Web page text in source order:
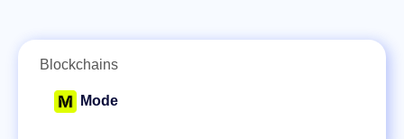
Blockchains
Mode